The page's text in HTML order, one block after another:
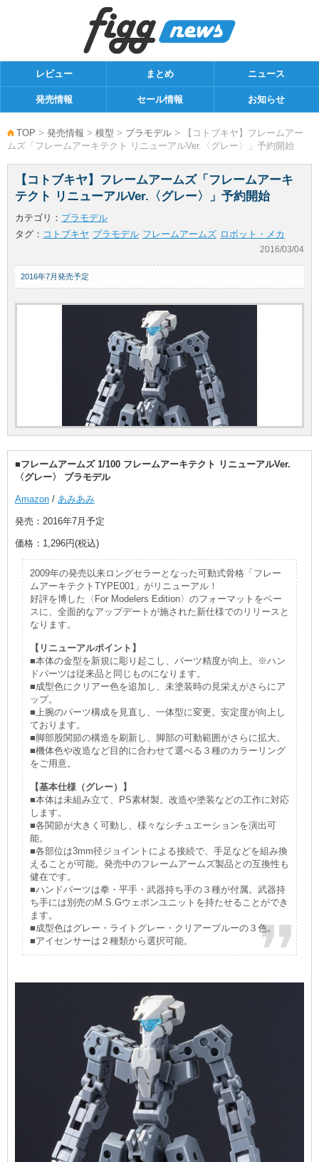
レビュー まとめ ニュース
発売情報 セール情報 お知らせ
TOP > 発売情報 > 模型 > プラモデル > 【コトブキヤ】フレームアー
ムズ「フレームアーキテクト リニューアルVer.〈グレー〉」予約開始
【コトブキヤ】フレームアームズ「フレームアーキ
テクト リニューアルVer.〈グレー〉」予約開始
カテゴリ： プラモデル
タグ： コトブキヤ プラモデル フレームアームズ ロボット・メカ
2016/03/04
2016年7月発売予定
■フレームアームズ 1/100 フレームアーキテクト リニューアルVer.
〈グレー〉 プラモデル
Amazon / あみあみ
発売：2016年7月予定
価格：1,296円(税込)
2009年の発売以来ロングセラーとなった可動式骨格「フレー
ムアーキテクトTYPE001」がリニューアル！
好評を博した〈For Modelers Edition〉のフォーマットをベー
スに、全面的なアップデートが施された新仕様でのリリースと
なります。
【リニューアルポイント】
■本体の金型を新規に彫り起こし、パーツ精度が向上。※ハン
ドパーツは従来品と同じものになります。
■成型色にクリアー色を追加し、未塗装時の見栄えがさらにア
ップ。
■上腕のパーツ構成を見直し、一体型に変更。安定度が向上し
ております。
■脚部股関節の構造を刷新し、脚部の可動範囲がさらに拡大。
■機体色や改造など目的に合わせて選べる３種のカラーリング
をご用意。
【基本仕様（グレー）】
■本体は未組み立て、PS素材製。改造や塗装などの工作に対応
します。
■各関節が大きく可動し、様々なシチュエーションを演出可
能。
■各部位は3mm径ジョイントによる接続で、手足などを組み換
えることが可能。発売中のフレームアームズ製品との互換性も
健在です。
■ハンドパーツは拳・平手・武器持ち手の３種が付属。武器持
ち手には別売のM.S.Gウェポンユニットを持たせることができ
ます。
■成型色はグレー・ライトグレー・クリアーブルーの３色。
■アイセンサーは２種類から選択可能。